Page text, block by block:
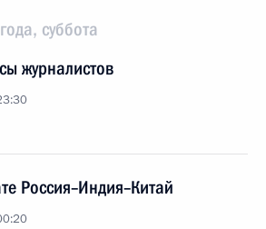
суббота
журналистов
Россия–Индия–Китай